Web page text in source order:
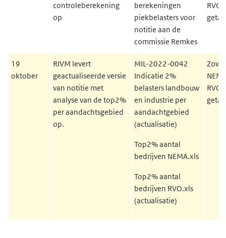
controleberekening
op
berekeningen
piekbelasters voor
notitie aan de
commissie Remkes
RVO-
19
oktober
RIVM levert
geactualiseerde versie
van notitie met
analyse van de top2%
per aandachtsgebied
op.
MIL-2022-0042
Indicatie 2%
belasters landbouw
en industrie per
aandachtgebied
(actualisatie)
Top2% aantal
bedrijven NEMA.xls
Top2% aantal
bedrijven RVO.xls
(actualisatie)
RVO-